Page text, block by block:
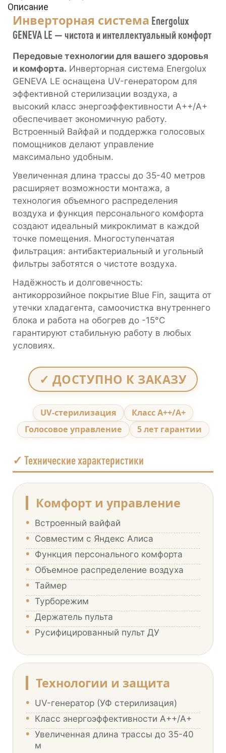
Описание
Инверторная система Energolux
GENEVA LE — чистота и интеллектуальный комфорт
Передовые технологии для вашего здоровья
и комфорта. Инверторная система Energolux
GENEVA LE оснащена UV-генератором для
эффективной стерилизации воздуха, а
высокий класс энергоэффективности А++/А+
обеспечивает экономичную работу.
Встроенный Вайфай и поддержка голосовых
помощников делают управление
максимально удобным.
Увеличенная длина трассы до 35-40 метров
расширяет возможности монтажа, а
технология объемного распределения
воздуха и функция персонального комфорта
создают идеальный микроклимат в каждой
точке помещения. Многоступенчатая
фильтрация: антибактериальный и угольный
фильтры заботятся о чистоте воздуха.
Надёжность и долговечность:
антикоррозийное покрытие Blue Fin, защита от
утечки хладагента, самоочистка внутреннего
блока и работа на обогрев до -15°С
гарантируют стабильную работу в любых
условиях.
✓ ДОСТУПНО К ЗАКАЗУ
UV-стерилизация
Класс А++/А+
Голосовое управление
5 лет гарантии
✓ Технические характеристики
Комфорт и управление
• Встроенный вайфай
• Совместим с Яндекс Алиса
• Функция персонального комфорта
• Объемное распределение воздуха
• Таймер
• Турборежим
• Держатель пульта
• Русифицированный пульт ДУ
Технологии и защита
• UV-генератор (УФ стерилизация)
• Класс энергоэффективности А++/А+
• Увеличенная длина трассы до 35-40
м